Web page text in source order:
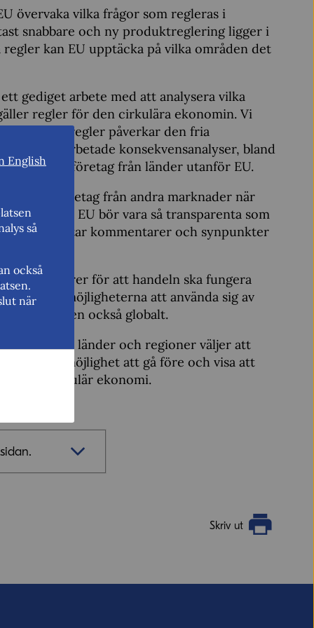
övervaka vilka frågor som regleras i
snabbare och ny produktreglering ligger i
kan EU upptäcka på vilka områden det
gediget arbete med att analysera vilka
regler för den cirkulära ekonomin. Vi
nationella regler påverkar den fria
genomarbetade konsekvensanalyser, bland
och företag från länder utanför EU.
än företag från andra marknader när
därför att EU bör vara så transparenta som
inhämtar kommentarer och synpunkter
faktorer för att handeln ska fungera
möjligheterna att använda sig av
också globalt.
att andra länder och regioner väljer att
EU en möjlighet att gå före och visa att
till cirkulär ekonomi.
Skriv ut
English
så
också
när